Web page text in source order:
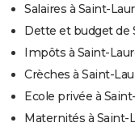
Salaires à Saint-
Dette et budget de
Impôts à Saint-
Crèches à Saint-
Ecole privée à
Maternités à Saint-